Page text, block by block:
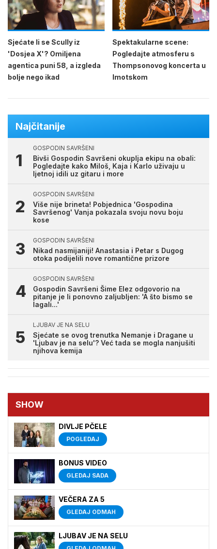
Sjećate li se Scully iz
'Dosjea X'? Omiljena
agentica puni 58, a izgleda
bolje nego ikad
Spektakularne scene:
Pogledajte atmosferu s
Thompsonovog koncerta u
Imotskom
Najčitanije
GOSPODIN SAVRŠENI
Bivši Gospodin Savršeni okuplja ekipu na obali:
Pogledajte kako Miloš, Kaja i Karlo uživaju u
ljetnoj idili uz gitaru i more
GOSPODIN SAVRŠENI
Više nije brineta! Pobjednica 'Gospodina
Savršenog' Vanja pokazala svoju novu boju
kose
GOSPODIN SAVRŠENI
Nikad nasmijaniji! Anastasia i Petar s Dugog
otoka podijelili nove romantične prizore
GOSPODIN SAVRŠENI
Gospodin Savršeni Šime Elez odgovorio na
pitanje je li ponovno zaljubljen: 'A što bismo se
lagali...'
LJUBAV JE NA SELU
Sjećate se ovog trenutka Nemanje i Dragane u
'Ljubav je na selu'? Već tada se mogla nanjušiti
njihova kemija
SHOW
DIVLJE PČELE
POGLEDAJ
BONUS VIDEO
GLEDAJ SADA
VEČERA ZA 5
GLEDAJ ODMAH
LJUBAV JE NA SELU